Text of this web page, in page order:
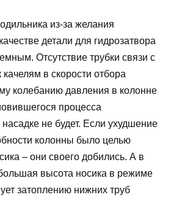
из-за желания
детали для гидрозатвора
Отсутствие трубки связи с
в скорости отбора
колебанию давления в колонне
процесса
не будет. Если ухудшение
колонны было целью
– они своего добились. А в
высота носика в режиме
затоплению нижних труб